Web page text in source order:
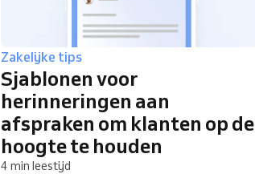
Zakelijke tips
Sjablonen voor
herinneringen aan
afspraken om klanten op de
hoogte te houden
4 min leestijd